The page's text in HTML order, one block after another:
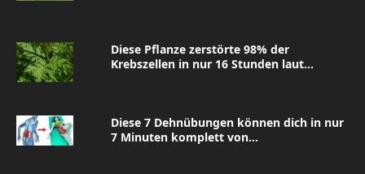
Diese Pflanze zerstörte 98% der
Krebszellen in nur 16 Stunden laut...
Diese 7 Dehnübungen können dich in nur
7 Minuten komplett von...